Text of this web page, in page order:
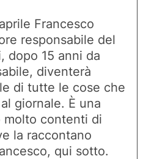
Francesco
responsabile del
dopo 15 anni da
diventerà
di tutte le cose che
giornale. È una
molto contenti di
la raccontano
qui sotto.